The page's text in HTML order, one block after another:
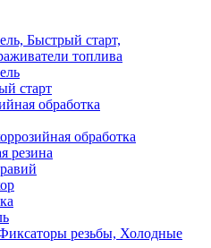
Быстрый старт,
топлива
старт
обработка
обработка
резина
резьбы, Холодные